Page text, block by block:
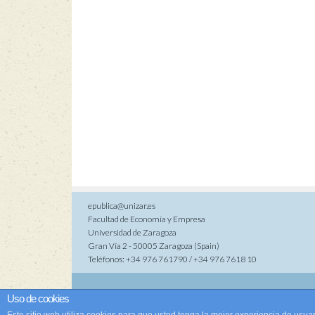
epublica@unizar.es
Facultad de Economía y Empresa
Universidad de Zaragoza
Gran Vía 2 - 50005 Zaragoza (Spain)
Teléfonos: +34 976 761790 / +34 976 7618 10
Uso de cookies